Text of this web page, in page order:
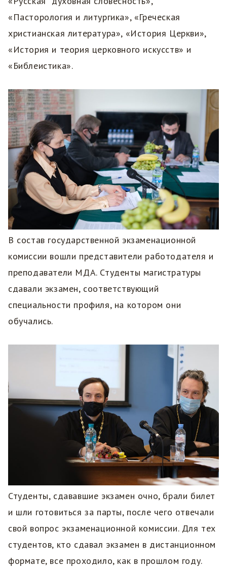
«Пасторология и литургика», «Греческая
христианская литература», «История Церкви»,
«История и теория церковного искусств» и
«Библеистика».
В состав государственной экзаменационной
комиссии вошли представители работодателя и
преподаватели МДА. Студенты магистратуры
сдавали экзамен, соответствующий
специальности профиля, на котором они
обучались.
Студенты, сдававшие экзамен очно, брали билет
и шли готовиться за парты, после чего отвечали
свой вопрос экзаменационной комиссии. Для тех
студентов, кто сдавал экзамен в дистанционном
формате, все проходило, как в прошлом году.